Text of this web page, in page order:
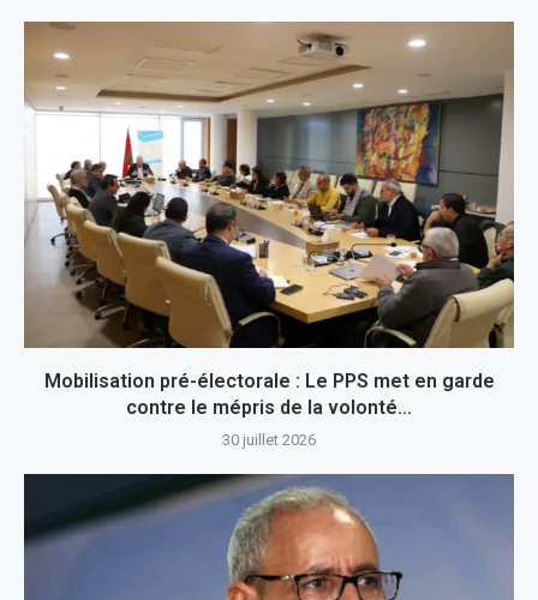
Mobilisation pré-électorale : Le PPS met en garde
contre le mépris de la volonté...
30 juillet 2026